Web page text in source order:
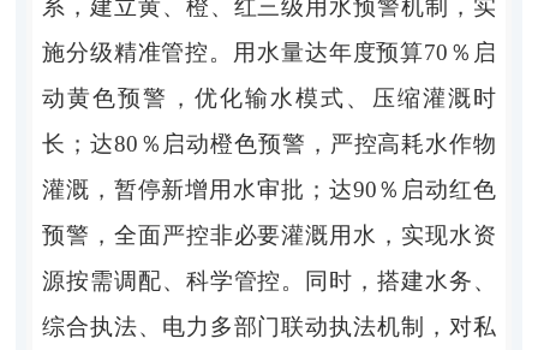
系，建立黄、橙、红三级用水预警机制，实
施分级精准管控。用水量达年度预算70％启
动黄色预警，优化输水模式、压缩灌溉时
长；达80％启动橙色预警，严控高耗水作物
灌溉，暂停新增用水审批；达90％启动红色
预警，全面严控非必要灌溉用水，实现水资
源按需调配、科学管控。同时，搭建水务、
综合执法、电力多部门联动执法机制，对私